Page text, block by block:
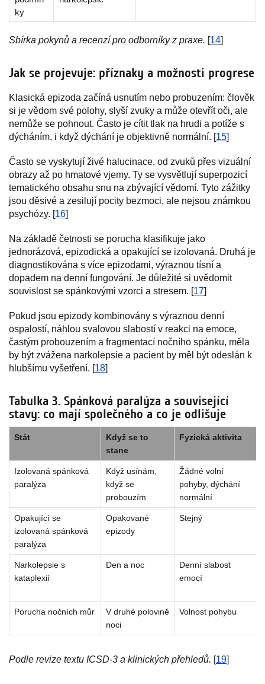
ky
Sbírka pokynů a recenzí pro odborníky z praxe. [14]
Jak se projevuje: příznaky a možnosti progrese
Klasická epizoda začíná usnutím nebo probuzením: člověk
si je vědom své polohy, slyší zvuky a může otevřít oči, ale
nemůže se pohnout. Často je cítit tlak na hrudi a potíže s
dýcháním, i když dýchání je objektivně normální. [15]
Často se vyskytují živé halucinace, od zvuků přes vizuální
obrazy až po hmatové vjemy. Ty se vysvětlují superpozicí
tematického obsahu snu na zbývající vědomí. Tyto zážitky
jsou děsivé a zesilují pocity bezmoci, ale nejsou známkou
psychózy. [16]
Na základě četnosti se porucha klasifikuje jako
jednorázová, epizodická a opakující se izolovaná. Druhá je
diagnostikována s více epizodami, výraznou tísní a
dopadem na denní fungování. Je důležité si uvědomit
souvislost se spánkovými vzorci a stresem. [17]
Pokud jsou epizody kombinovány s výraznou denní
ospalostí, náhlou svalovou slabostí v reakci na emoce,
častým probouzením a fragmentací nočního spánku, měla
by být zvážena narkolepsie a pacient by měl být odeslán k
hlubšímu vyšetření. [18]
Tabulka 3. Spánková paralýza a související
stavy: co mají společného a co je odlišuje
Stát
Když se to
stane
Fyzická aktivita
Izolovaná spánková
paralýza
Když usínám,
když se
probouzím
Žádné volní
pohyby, dýchání
normální
Opakující se
izolovaná spánková
paralýza
Opakované
epizody
Stejný
Narkolepsie s
kataplexií
Den a noc
Denní slabost
emocí
Porucha nočních můr
V druhé polovině
noci
Volnost pohybu
Podle revize textu ICSD-3 a klinických přehledů. [19]